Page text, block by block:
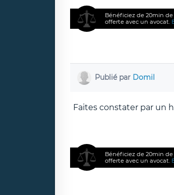
Bénéficiez de 20min
offerte avec un avocat.
Publié par Domil
Faites constater par un
Bénéficiez de 20min
offerte avec un avocat.